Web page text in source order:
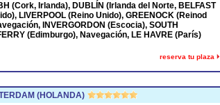
(Cork, Irlanda), DUBLÍN (Irlanda del Norte, BELFAST
LIVERPOOL (Reino Unido), GREENOCK (Reinod
INVERGORDON (Escocia), SOUTH
(Edimburgo), Navegación, LE HAVRE (París)
reserva tu plaza
(HOLANDA)